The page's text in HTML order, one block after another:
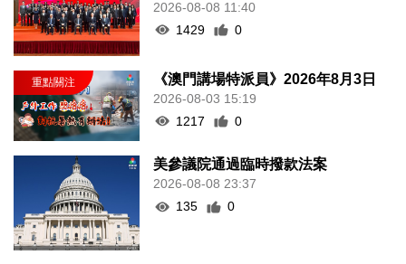
2026-08-08 11:40
1429
0
《澳門講場特派員》2026年8月3日
2026-08-03 15:19
1217
0
美參議院通過臨時撥款法案
2026-08-08 23:37
135
0